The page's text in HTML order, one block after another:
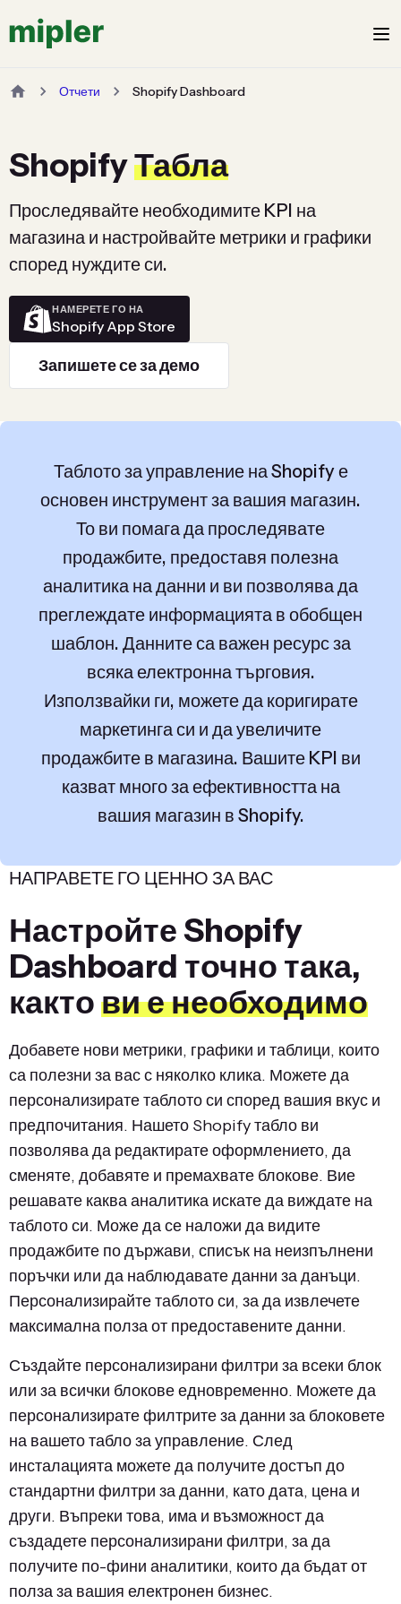
Отчети Shopify Dashboard
ShopifyТабла
Проследявайте необходимите KPI на
магазина и настройвайте метрики и графики
според нуждите си.
НАМЕРЕТЕ ГО НА
Shopify App Store
Запишете се за демо
Таблото за управление на Shopify е
основен инструмент за вашия магазин.
То ви помага да проследявате
продажбите, предоставя полезна
аналитика на данни и ви позволява да
преглеждате информацията в обобщен
шаблон. Данните са важен ресурс за
всяка електронна търговия.
Използвайки ги, можете да коригирате
маркетинга си и да увеличите
продажбите в магазина. Вашите KPI ви
казват много за ефективността на
вашия магазин в Shopify.
НАПРАВЕТЕ ГО ЦЕННО ЗА ВАС
Настройте Shopify
Dashboard точно така,
кактови е необходимо
Добавете нови метрики, графики и таблици, които
са полезни за вас с няколко клика. Можете да
персонализирате таблото си според вашия вкус и
предпочитания. Нашето Shopify табло ви
позволява да редактирате оформлението, да
сменяте, добавяте и премахвате блокове. Вие
решавате каква аналитика искате да виждате на
таблото си. Може да се наложи да видите
продажбите по държави, списък на неизпълнени
поръчки или да наблюдавате данни за данъци.
Персонализирайте таблото си, за да извлечете
максимална полза от предоставените данни.
Създайте персонализирани филтри за всеки блок
или за всички блокове едновременно. Можете да
персонализирате филтрите за данни за блоковете
на вашето табло за управление. След
инсталацията можете да получите достъп до
стандартни филтри за данни, като дата, цена и
други. Въпреки това, има и възможност да
създадете персонализирани филтри, за да
получите по-фини аналитики, които да бъдат от
полза за вашия електронен бизнес.